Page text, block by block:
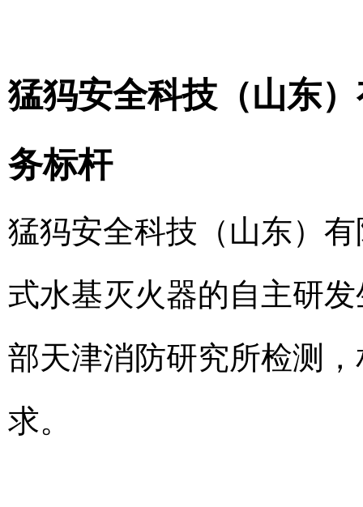
猛犸安全科技（山东
务标杆
猛犸安全科技（山东）
式水基灭火器的自主研
部天津消防研究所检测
求。